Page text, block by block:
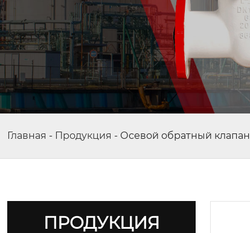
Главная - Продукция - Осевой обратный клапан
ПРОДУКЦИЯ